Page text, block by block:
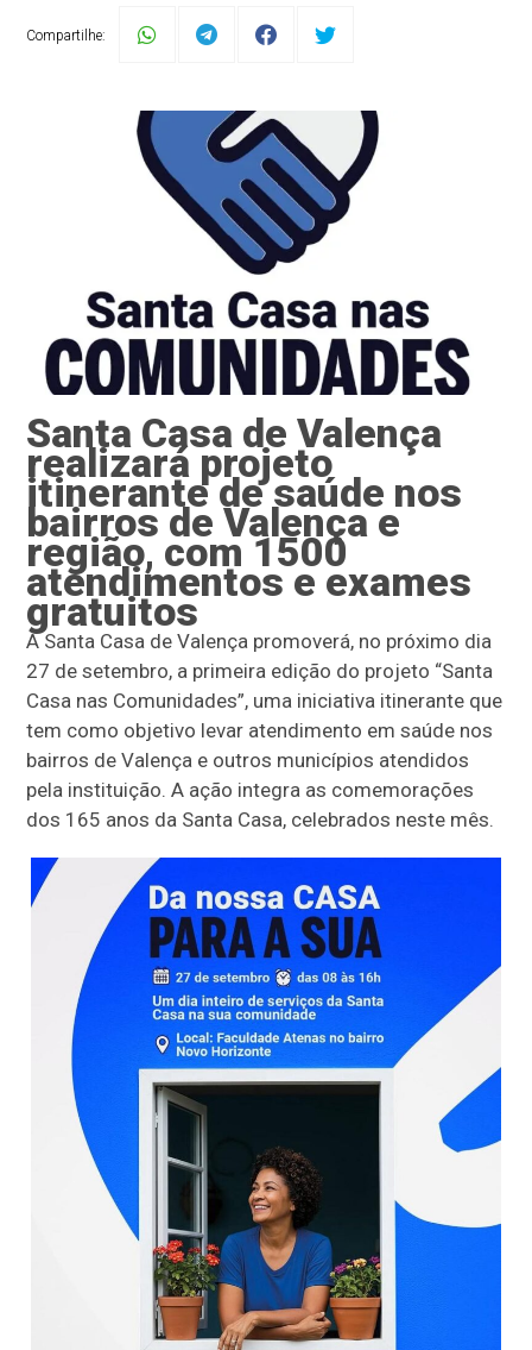
Compartilhe:
Santa Casa de Valença
realizará projeto
itinerante de saúde nos
bairros de Valença e
região, com 1500
atendimentos e exames
gratuitos
A Santa Casa de Valença promoverá, no próximo dia
27 de setembro, a primeira edição do projeto “Santa
Casa nas Comunidades”, uma iniciativa itinerante que
tem como objetivo levar atendimento em saúde nos
bairros de Valença e outros municípios atendidos
pela instituição. A ação integra as comemorações
dos 165 anos da Santa Casa, celebrados neste mês.